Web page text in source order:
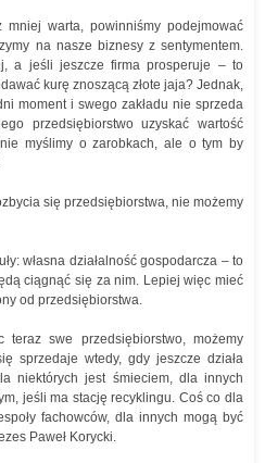
warta, powinniśmy podejmować
na nasze biznesy z sentymentem.
a jeśli jeszcze firma prosperuje – to
kurę znoszącą złote jaja? Jednak,
moment i swego zakładu nie sprzeda
przedsiębiorstwo uzyskać wartość
myślimy o zarobkach, ale o tym by
się przedsiębiorstwa, nie możemy
własna działalność gospodarcza – to
ciągnąć się za nim. Lepiej więc mieć
od przedsiębiorstwa.
teraz swe przedsiębiorstwo, możemy
sprzedaje wtedy, gdy jeszcze działa
niektórych jest śmieciem, dla innych
jeśli ma stację recyklingu. Coś co dla
fachowców, dla innych mogą być
Paweł Korycki.